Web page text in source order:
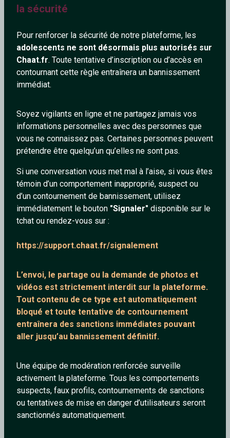
la sécurité
Pour renforcer la sécurité de notre plateforme, les
adolescents ne sont désormais plus autorisés sur
Chaat.fr. Toute tentative d’inscription ou d’accès en
contournant cette règle entraînera un bannissement
immédiat.
Soyez vigilants en ligne et ne partagez jamais vos
informations personnelles avec des personnes que
vous ne connaissez pas. Certaines personnes peuvent
prétendre être quelqu’un qu’elles ne sont pas.
Si une conversation vous met mal à l’aise, si vous êtes
témoin d’un comportement inapproprié, suspect ou
d’un contournement de bannissement, utilisez
immédiatement le bouton "Signaler" disponible sur le
tchat ou rendez-vous sur :
https://support.chaat.fr/signalement
L’envoi, le partage ou la demande de photos et
vidéos est strictement interdit sur la plateforme.
Tout contenu de ce type est automatiquement
bloqué et toute tentative de contournement
entraînera des sanctions immédiates pouvant
aller jusqu’au bannissement définitif.
Une équipe de modération renforcée surveille
activement la plateforme. Tous les comportements
suspects, faux profils, contournements de sanctions
ou tentatives de mise en danger d’utilisateurs seront
sanctionnés automatiquement.
59 ans 32 ans
Cathy17 djmick
49 ans
__Rimbaudelaire__ Kissmeidiot
gruuuck
38 ans
mordecai
33 ans